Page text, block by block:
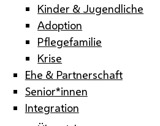
Kinder & Jugendliche
Adoption
Pflegefamilie
Krise
Ehe & Partnerschaft
Senior*innen
Integration